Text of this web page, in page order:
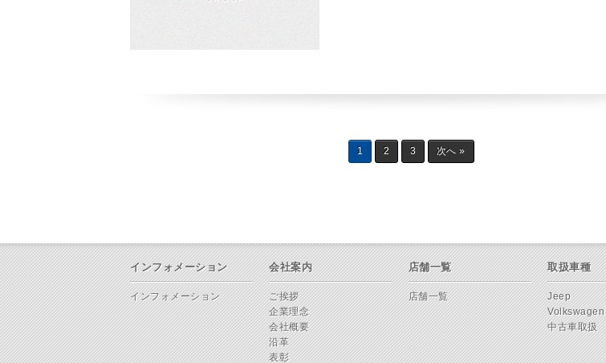
1 2 3 次へ »
インフォメーション
インフォメーション
会社案内
ご挨拶
企業理念
会社概要
沿革
表彰
店舗一覧
店舗一覧
取扱車種
Jeep
Volkswagen
中古車取扱